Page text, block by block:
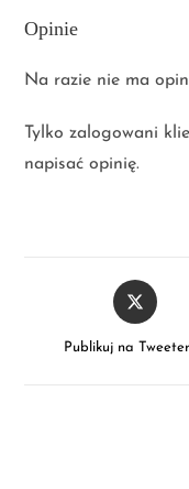
Opinie
Na razie nie ma
Tylko zalogowani
napisać opinię.
Publikuj na